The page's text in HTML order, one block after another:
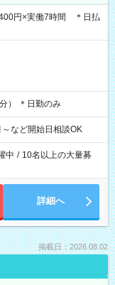
円×実働7時間 ＊日払
） ＊日勤のみ
など開始日相談OK
中 / 10名以上の大量募
詳細へ
掲載日：2026.08.02